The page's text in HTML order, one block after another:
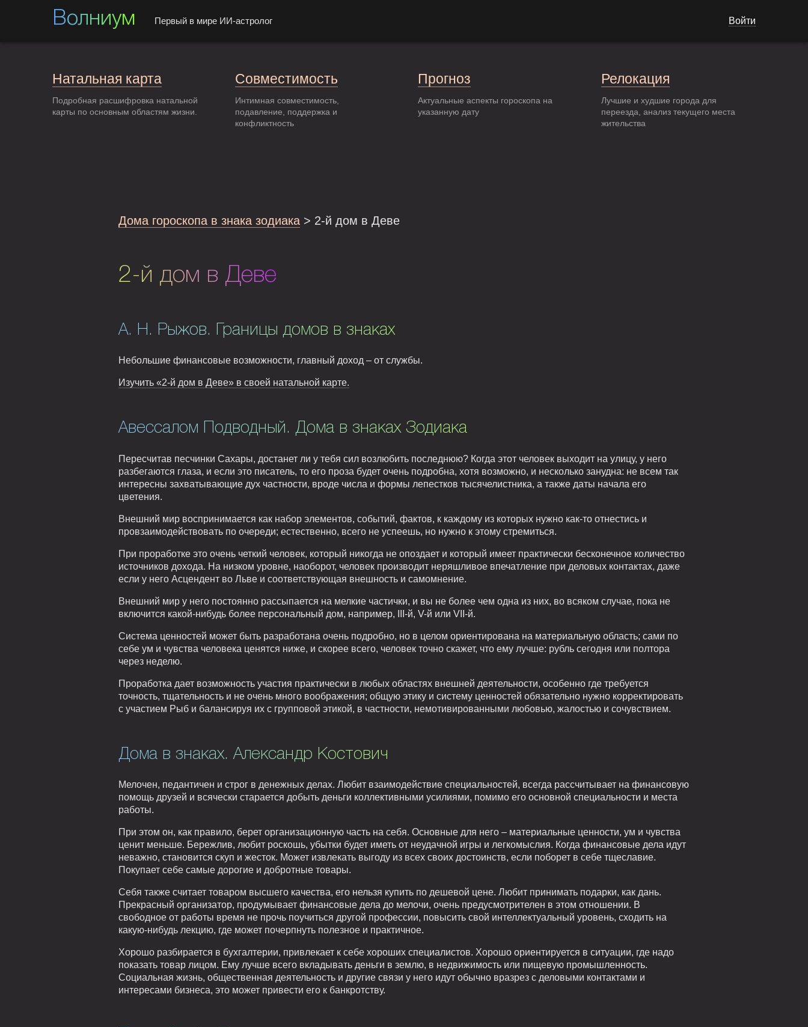
Волниум Первый в мире ИИ-астролог Войти
Натальная карта
Подробная расшифровка натальной
карты по основным областям жизни.
Совместимость
Интимная совместимость,
подавление, поддержка и
конфликтность
Прогноз
Актуальные аспекты гороскопа на
указанную дату
Релокация
Лучшие и худшие города для
переезда, анализ текущего места
жительства
Дома гороскопа в знака зодиака > 2-й дом в Деве
2-й дом в Деве
А. Н. Рыжов. Границы домов в знаках
Небольшие финансовые возможности, главный доход – от службы.
Изучить «2-й дом в Деве» в своей натальной карте.
Авессалом Подводный. Дома в знаках Зодиака
Пересчитав песчинки Сахары, достанет ли у тебя сил возлюбить последнюю? Когда этот человек выходит на улицу, у него
разбегаются глаза, и если это писатель, то его проза будет очень подробна, хотя возможно, и несколько занудна: не всем так
интересны захватывающие дух частности, вроде числа и формы лепестков тысячелистника, а также даты начала его
цветения.
Внешний мир воспринимается как набор элементов, событий, фактов, к каждому из которых нужно как-то отнестись и
провзаимодействовать по очереди; естественно, всего не успеешь, но нужно к этому стремиться.
При проработке это очень четкий человек, который никогда не опоздает и который имеет практически бесконечное количество
источников дохода. На низком уровне, наоборот, человек производит неряшливое впечатление при деловых контактах, даже
если у него Асцендент во Льве и соответствующая внешность и самомнение.
Внешний мир у него постоянно рассыпается на мелкие частички, и вы не более чем одна из них, во всяком случае, пока не
включится какой-нибудь более персональный дом, например, III-й, V-й или VII-й.
Система ценностей может быть разработана очень подробно, но в целом ориентирована на материальную область; сами по
себе ум и чувства человека ценятся ниже, и скорее всего, человек точно скажет, что ему лучше: рубль сегодня или полтора
через неделю.
Проработка дает возможность участия практически в любых областях внешней деятельности, особенно где требуется
точность, тщательность и не очень много воображения; общую этику и систему ценностей обязательно нужно корректировать
с участием Рыб и балансируя их с групповой этикой, в частности, немотивированными любовью, жалостью и сочувствием.
Дома в знаках. Александр Костович
Мелочен, педантичен и строг в денежных делах. Любит взаимодействие специальностей, всегда рассчитывает на финансовую
помощь друзей и всячески старается добыть деньги коллективными усилиями, помимо его основной специальности и места
работы.
При этом он, как правило, берет организационную часть на себя. Основные для него – материальные ценности, ум и чувства
ценит меньше. Бережлив, любит роскошь, убытки будет иметь от неудачной игры и легкомыслия. Когда финансовые дела идут
неважно, становится скуп и жесток. Может извлекать выгоду из всех своих достоинств, если поборет в себе тщеславие.
Покупает себе самые дорогие и добротные товары.
Себя также считает товаром высшего качества, его нельзя купить по дешевой цене. Любит принимать подарки, как дань.
Прекрасный организатор, продумывает финансовые дела до мелочи, очень предусмотрителен в этом отношении. В
свободное от работы время не прочь поучиться другой профессии, повысить свой интеллектуальный уровень, сходить на
какую-нибудь лекцию, где может почерпнуть полезное и практичное.
Хорошо разбирается в бухгалтерии, привлекает к себе хороших специалистов. Хорошо ориентируется в ситуации, где надо
показать товар лицом. Ему лучше всего вкладывать деньги в землю, в недвижимость или пищевую промышленность.
Социальная жизнь, общественная деятельность и другие связи у него идут обычно вразрез с деловыми контактами и
интересами бизнеса, это может привести его к банкротству.